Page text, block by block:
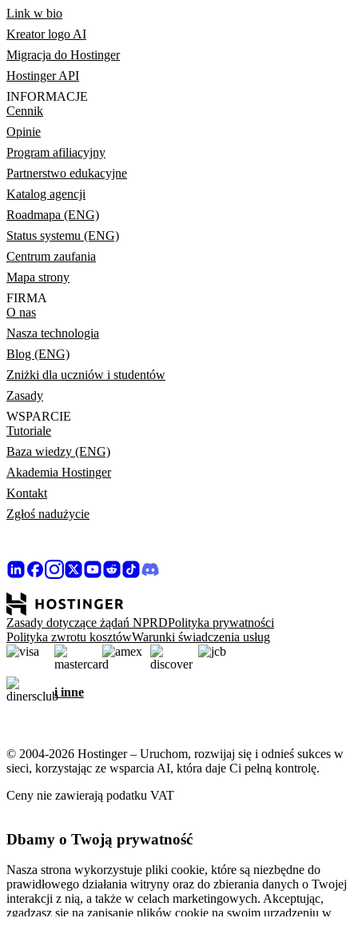
Link w bio
Kreator logo AI
Migracja do Hostinger
Hostinger API
INFORMACJE
Cennik
Opinie
Program afiliacyjny
Partnerstwo edukacyjne
Katalog agencji
Roadmapa (ENG)
Status systemu (ENG)
Centrum zaufania
Mapa strony
FIRMA
O nas
Nasza technologia
Blog (ENG)
Zniżki dla uczniów i studentów
Zasady
WSPARCIE
Tutoriale
Baza wiedzy (ENG)
Akademia Hostinger
Kontakt
Zgłoś nadużycie
Zasady dotyczące żądań NPRDPolityka prywatności
Polityka zwrotu kosztówWarunki świadczenia usług
i inne
© 2004-2026 Hostinger – Uruchom, rozwijaj się i odnieś sukces w
sieci, korzystając ze wsparcia AI, która daje Ci pełną kontrolę.
Ceny nie zawierają podatku VAT
Dbamy o Twoją prywatność
Nasza strona wykorzystuje pliki cookie, które są niezbędne do
prawidłowego działania witryny oraz do zbierania danych o Twojej
interakcji z nią, a także w celach marketingowych. Akceptując,
zgadzasz się na zapisanie plików cookie na swoim urządzeniu w